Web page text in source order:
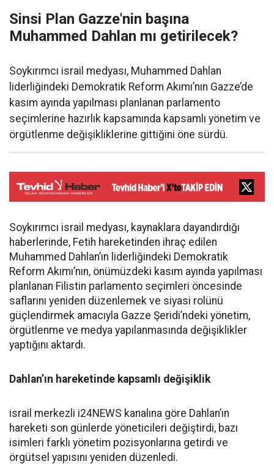
Sinsi Plan Gazze'nin başına
Muhammed Dahlan mı getirilecek?
Soykırımcı israil medyası, Muhammed Dahlan
liderliğindeki Demokratik Reform Akımı’nın Gazze’de
kasım ayında yapılması planlanan parlamento
seçimlerine hazırlık kapsamında kapsamlı yönetim ve
örgütlenme değişikliklerine gittiğini öne sürdü.
Soykırımcı israil medyası, kaynaklara dayandırdığı
haberlerinde, Fetih hareketinden ihraç edilen
Muhammed Dahlan’ın liderliğindeki Demokratik
Reform Akımı’nın, önümüzdeki kasım ayında yapılması
planlanan Filistin parlamento seçimleri öncesinde
saflarını yeniden düzenlemek ve siyasi rolünü
güçlendirmek amacıyla Gazze Şeridi’ndeki yönetim,
örgütlenme ve medya yapılanmasında değişiklikler
yaptığını aktardı.
Dahlan’ın hareketinde kapsamlı değişiklik
israil merkezli i24NEWS kanalına göre Dahlan’ın
hareketi son günlerde yöneticileri değiştirdi, bazı
isimleri farklı yönetim pozisyonlarına getirdi ve
örgütsel yapısını yeniden düzenledi.